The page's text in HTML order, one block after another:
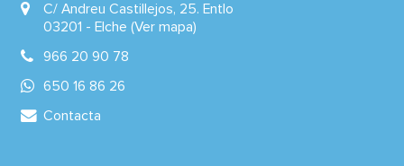
C/ Andreu Castillejos, 25. Entlo
03201 -Elche (Ver mapa)
966 20 90 78
650 16 86 26
Contacta